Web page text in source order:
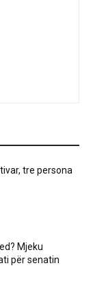
tre persona
Mjeku
për senatin